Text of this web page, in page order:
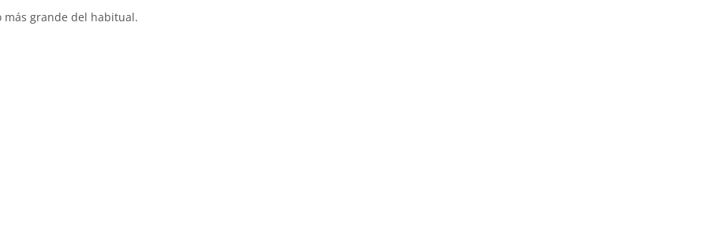
más grande del habitual.